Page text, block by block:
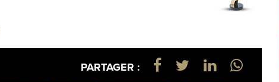
PARTAGER :